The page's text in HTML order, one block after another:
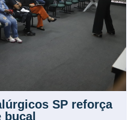
SP reforça
bucal